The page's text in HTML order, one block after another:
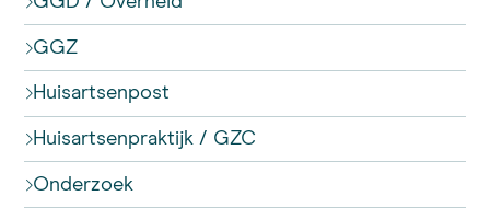
GGZ
Huisartsenpost
Huisartsenpraktijk / GZC
Onderzoek